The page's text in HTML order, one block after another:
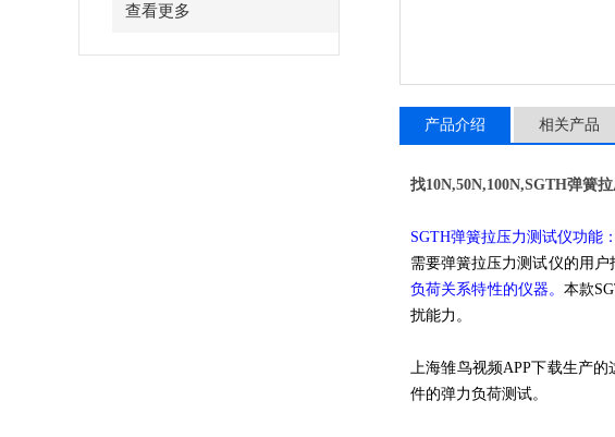
查看更多
产品介绍 相关产品
找10N,50N,100N,SGTH弹簧
SGTH弹簧拉压力测试仪功能：
需要弹簧拉压力测试仪的用户
负荷关系特性的仪器。本款
扰能力。
上海雏鸟视频APP下载生产
件的弹力负荷测试。